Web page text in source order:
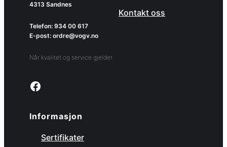
4313 Sandnes
Telefon: 934 00 617
E-post: ordre@vogv.no
Når kvalitet og service gjelder.
Link to facebook page
Kontakt oss
Informasjon
Sertifikater